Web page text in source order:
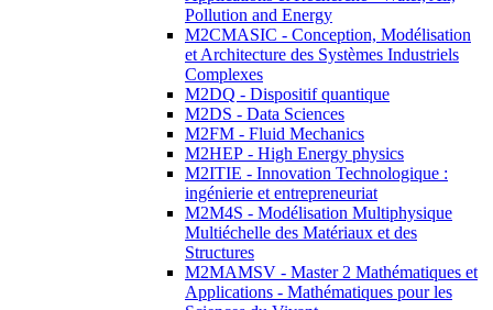
Pollution and Energy
M2CMASIC - Conception, Modélisation
et Architecture des Systèmes Industriels
Complexes
M2DQ - Dispositif quantique
M2DS - Data Sciences
M2FM - Fluid Mechanics
M2HEP - High Energy physics
M2ITIE - Innovation Technologique :
ingénierie et entrepreneuriat
M2M4S - Modélisation Multiphysique
Multiéchelle des Matériaux et des
Structures
M2MAMSV - Master 2 Mathématiques et
Applications - Mathématiques pour les